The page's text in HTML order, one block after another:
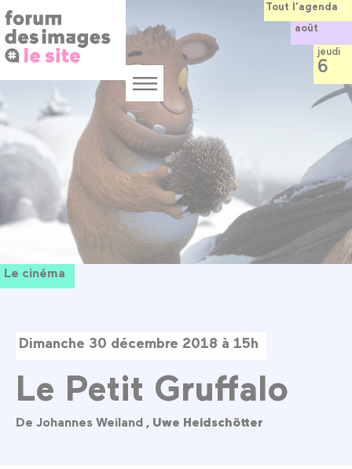
au
contenu
principal
Menu
Le cinéma
Dimanche 30 décembre 2018 à 15h
Le Petit Gruffalo
De Johannes Weiland , Uwe Heidschötter
Tout l’agenda
août
jeudi
6